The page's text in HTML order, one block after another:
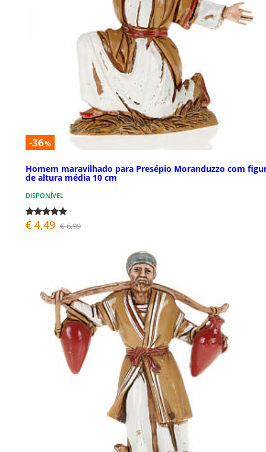
-36%
Homem maravilhado para Presépio Moranduzzo com
de altura média 10 cm
DISPONÍVEL
€ 4,49 € 6,99